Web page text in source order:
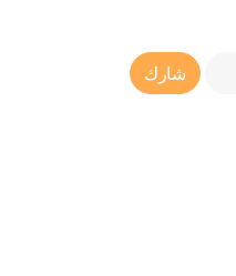
Article Link
شارك